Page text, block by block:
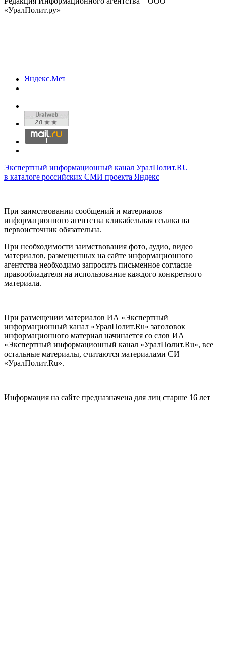
«УралПолит.ру»
Экспертный информационный канал УралПолит.RU
в каталоге российских СМИ проекта Яндекс
При заимствовании сообщений и материалов
информационного агентства кликабельная ссылка на
первоисточник обязательна.
При необходимости заимствования фото, аудио, видео
материалов, размещенных на сайте информационного
агентства необходимо запросить письменное согласие
правообладателя на использование каждого конкретного
материала.
При размещении материалов ИА «Экспертный
информационный канал «УралПолит.Ru» заголовок
информационного материал начинается со слов ИА
«Экспертный информационный канал «УралПолит.Ru», все
остальные материалы, считаются материалами СИ
«УралПолит.Ru».
Информация на сайте предназначена для лиц старше 16 лет